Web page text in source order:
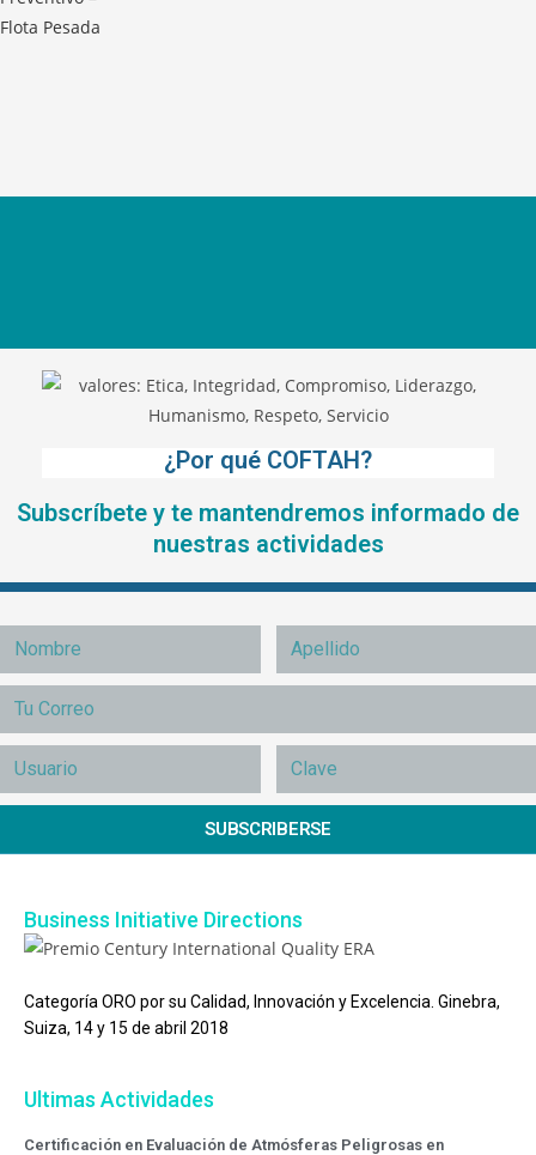
¿Por qué COFTAH?
Subscríbete y te mantendremos informado de
nuestras actividades
SUBSCRIBERSE
Business Initiative Directions
Categoría ORO por su Calidad, Innovación y Excelencia. Ginebra,
Suiza, 14 y 15 de abril 2018
Ultimas Actividades
Certificación en Evaluación de Atmósferas Peligrosas en